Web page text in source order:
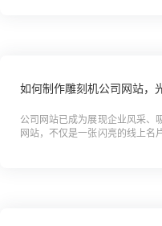
公司网站已成为展现企业风采、
网站，不仅是一张闪亮的线上名